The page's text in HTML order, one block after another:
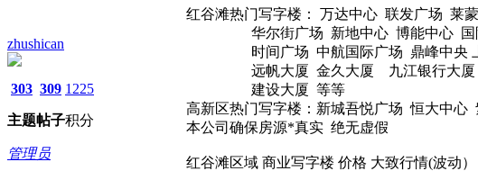
zhushican
303
主题
309
帖子
1225
积分
管理员
红谷滩热门写字楼： 万达中心 联发广场 莱
华尔街广场 新地中心 博能中心 国际
时间广场 中航国际广场 鼎峰中央 上
远帆大厦 金久大厦 九江银行大厦
建设大厦 等等
高新区热门写字楼：新城吾悦广场 恒大中
本公司确保房源*真实 绝无虚假
红谷滩区域 商业写字楼 价格 大致行情(波动）